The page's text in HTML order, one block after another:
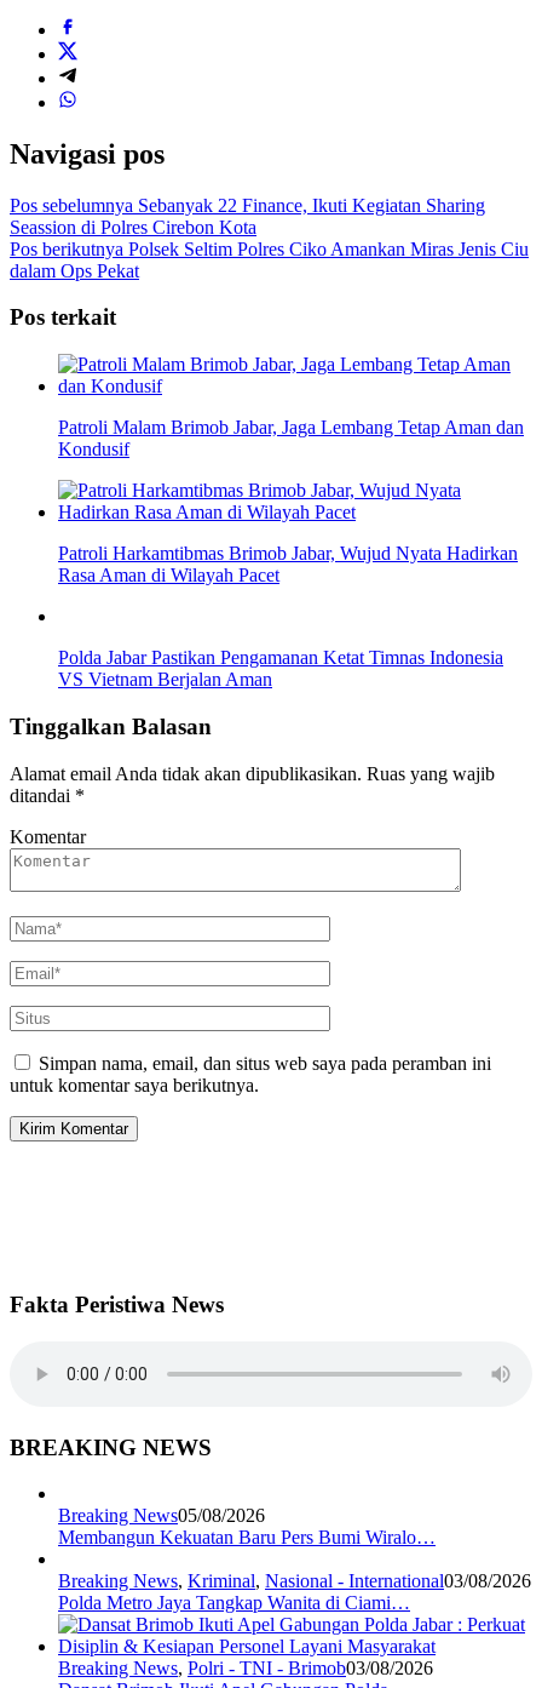
Navigasi pos
Pos sebelumnya Sebanyak 22 Finance, Ikuti Kegiatan Sharing
Seassion di Polres Cirebon Kota
Pos berikutnya Polsek Seltim Polres Ciko Amankan Miras Jenis Ciu
dalam Ops Pekat
Pos terkait
Patroli Malam Brimob Jabar, Jaga Lembang Tetap Aman dan
Kondusif
Patroli Harkamtibmas Brimob Jabar, Wujud Nyata Hadirkan
Rasa Aman di Wilayah Pacet
Polda Jabar Pastikan Pengamanan Ketat Timnas Indonesia
VS Vietnam Berjalan Aman
Tinggalkan Balasan
Alamat email Anda tidak akan dipublikasikan. Ruas yang wajib
ditandai *
Komentar
Simpan nama, email, dan situs web saya pada peramban ini
untuk komentar saya berikutnya.
Fakta Peristiwa News
BREAKING NEWS
Breaking News05/08/2026
Membangun Kekuatan Baru Pers Bumi Wiralo…
Breaking News, Kriminal, Nasional - International03/08/2026
Polda Metro Jaya Tangkap Wanita di Ciami…
Breaking News, Polri - TNI - Brimob03/08/2026